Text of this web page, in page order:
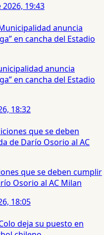
19:43
anuncia
en cancha del Estadio
18:32
que se deben cumplir
Osorio al AC Milan
18:05